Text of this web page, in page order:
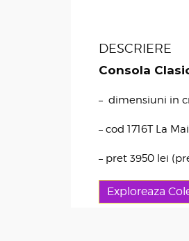
DESCRIERE
Consola
– dimensiuni in
– cod 1716T La
– pret 3950 lei
Exploreaza